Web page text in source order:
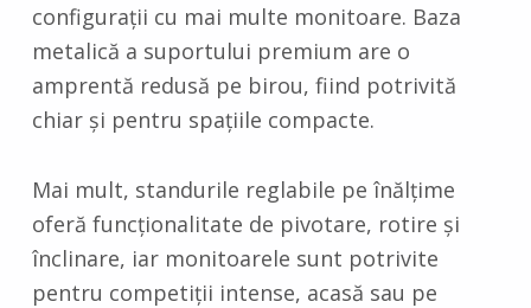
configurații cu mai multe monitoare. Baza
metalică a suportului premium are o
amprentă redusă pe birou, fiind potrivită
chiar și pentru spațiile compacte.
Mai mult, standurile reglabile pe înălțime
oferă funcționalitate de pivotare, rotire și
înclinare, iar monitoarele sunt potrivite
pentru competiții intense, acasă sau pe